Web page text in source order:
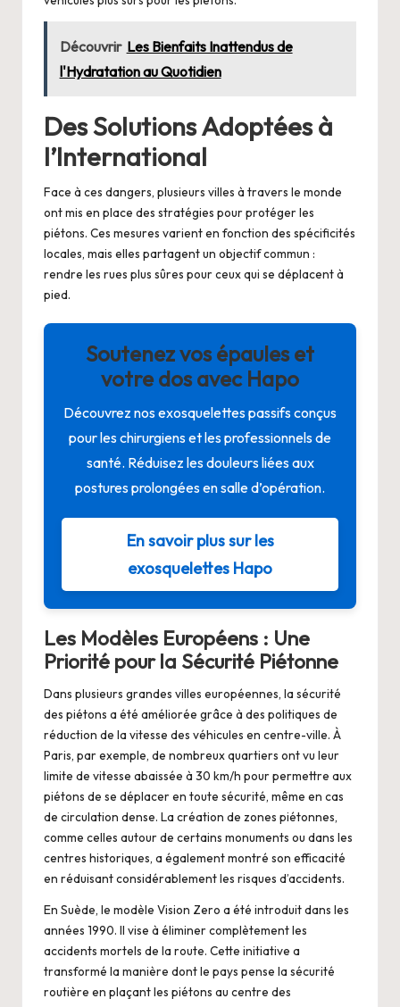
Découvrir Les Bienfaits Inattendus de
l'Hydratation au Quotidien
Des Solutions Adoptées à
l’International
Face à ces dangers, plusieurs villes à travers le monde
ont mis en place des stratégies pour protéger les
piétons. Ces mesures varient en fonction des spécificités
locales, mais elles partagent un objectif commun :
rendre les rues plus sûres pour ceux qui se déplacent à
pied.
Soutenez vos épaules et
votre dos avec Hapo
Découvrez nos exosquelettes passifs conçus
pour les chirurgiens et les professionnels de
santé. Réduisez les douleurs liées aux
postures prolongées en salle d’opération.
En savoir plus sur les
exosquelettes Hapo
Les Modèles Européens : Une
Priorité pour la Sécurité Piétonne
Dans plusieurs grandes villes européennes, la sécurité
des piétons a été améliorée grâce à des politiques de
réduction de la vitesse des véhicules en centre-ville. À
Paris, par exemple, de nombreux quartiers ont vu leur
limite de vitesse abaissée à 30 km/h pour permettre aux
piétons de se déplacer en toute sécurité, même en cas
de circulation dense. La création de zones piétonnes,
comme celles autour de certains monuments ou dans les
centres historiques, a également montré son efficacité
en réduisant considérablement les risques d’accidents.
En Suède, le modèle Vision Zero a été introduit dans les
années 1990. Il vise à éliminer complètement les
accidents mortels de la route. Cette initiative a
transformé la manière dont le pays pense la sécurité
routière en plaçant les piétons au centre des